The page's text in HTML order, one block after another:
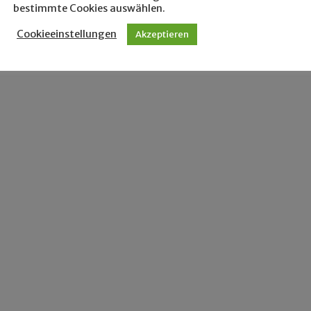
bestimmte Cookies auswählen.
Cookieeinstellungen Akzeptieren